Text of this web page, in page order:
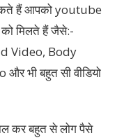
हैं आपको youtube
मिलते हैं जैसे:-
Video, Body
भी बहुत सी वीडियो
कर बहुत से लोग पैसे